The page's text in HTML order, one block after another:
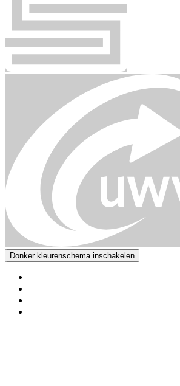
Donker kleurenschema inschakelen